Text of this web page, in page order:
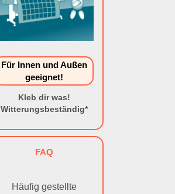
Für Innen und Außen
geeignet!
Kleb dir was!
Witterungsbeständig*
FAQ
Häufig gestellte